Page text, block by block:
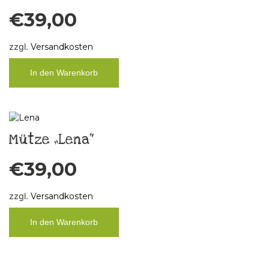
€39,00
zzgl. Versandkosten
In den Warenkorb
Mütze „Lena“
€39,00
zzgl. Versandkosten
In den Warenkorb